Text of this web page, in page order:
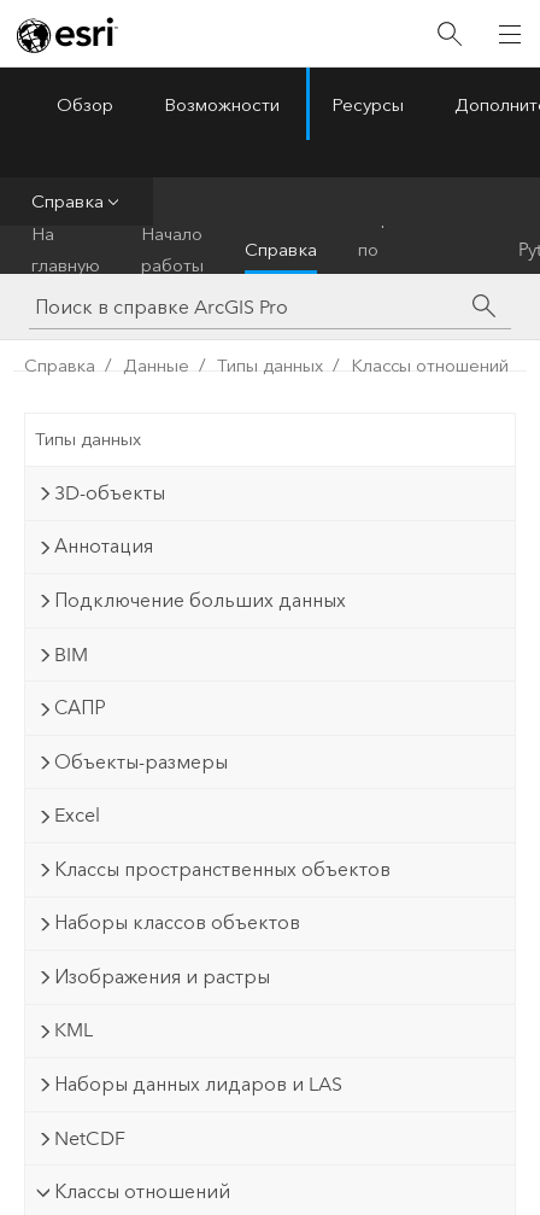
ArcGIS Pro
Обзор Возможности Ресурсы
Справка
На
главную
Начало
работы
Справка
по
инструментам
Справка Данные Типы данных Классы отношений
Типы данных
3D-объекты
Аннотация
Подключение больших данных
BIM
САПР
Объекты-размеры
Excel
Классы пространственных объектов
Наборы классов объектов
Изображения и растры
KML
Наборы данных лидаров и LAS
NetCDF
Классы отношений